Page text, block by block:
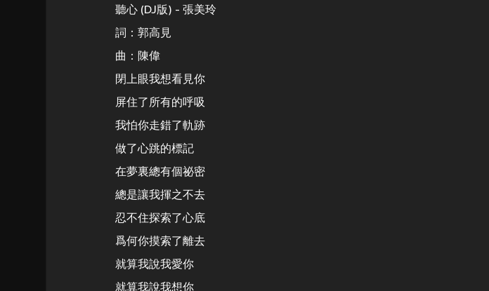
聽心 (DJ版) - 張美玲
詞：郭高見
曲：陳偉
閉上眼我想看見你
屏住了所有的呼吸
我怕你走錯了軌跡
做了心跳的標記
在夢裏總有個祕密
總是讓我揮之不去
忍不住探索了心底
爲何你摸索了離去
就算我說我愛你
就算我說我想你